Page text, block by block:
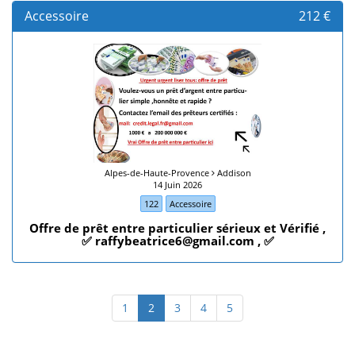
Accessoire 212 €
Alpes-de-Haute-Provence Addison
14 Juin 2026
122
Accessoire
Offre de prêt entre particulier sérieux et Vérifié ,
✅ raffybeatrice6@gmail.com , ✅
1 2 3 4 5